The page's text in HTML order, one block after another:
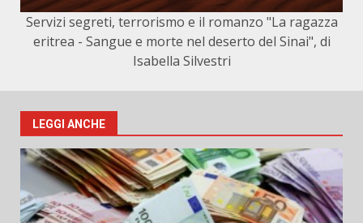
Servizi segreti, terrorismo e il romanzo "La ragazza
eritrea - Sangue e morte nel deserto del Sinai", di
Isabella Silvestri
LEGGI ANCHE